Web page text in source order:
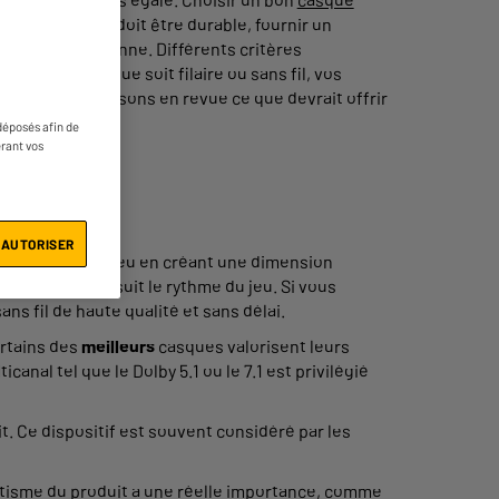
de jeu : il doit être durable, fournir un
gêne quotidienne. Différents critères
Que le casque soit filaire ou sans fil, vos
de jeu. Passons en revue ce que devrait offrir
de jeu en créant une dimension
un son qui suit le rythme du jeu. Si vous
fil de haute qualité et sans délai.
des meilleurs casques valorisent leurs
tel que le Dolby 5.1 ou le 7.1 est privilégié
Ce dispositif est souvent considéré par les
du produit a une réelle importance, comme
afin de
vos